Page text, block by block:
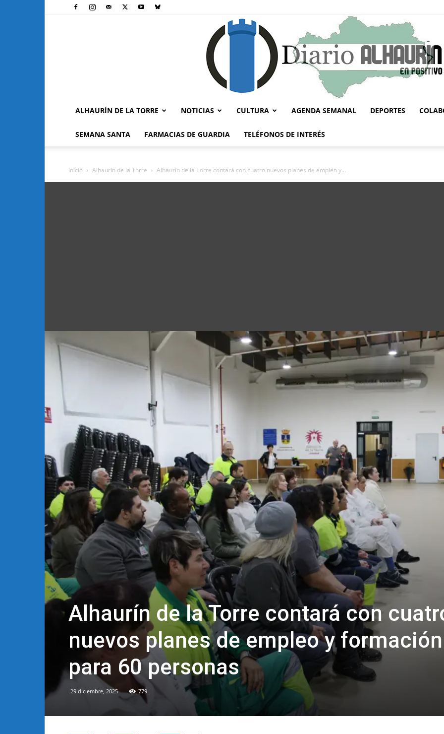
ALHAURÍN DE LA TORRE NOTICIAS CULTURA AGENDA SEMANAL DEPORTES
SEMANA SANTA FARMACIAS DE GUARDIA TELÉFONOS DE INTERÉS
Inicio Alhaurín de la Torre Alhaurín de la Torre contará con cuatro nuevos planes de empleo y...
Alhaurín de la Torre contará con
nuevos planes de empleo y formación
para 60 personas
29 diciembre, 2025 779